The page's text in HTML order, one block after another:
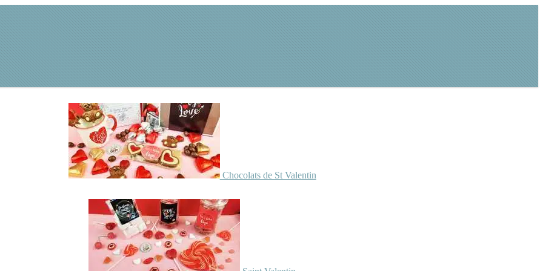
Chocolats de St Valentin